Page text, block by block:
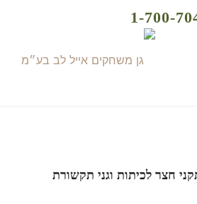
1-700-
חצר לכיתות וגני תקשורת